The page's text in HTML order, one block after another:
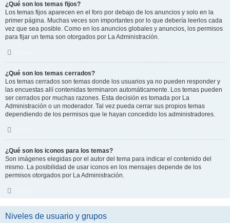
¿Qué son los temas fijos?
Los temas fijos aparecen en el foro por debajo de los anuncios y solo en la
primer página. Muchas veces son importantes por lo que debería leerlos cada
vez que sea posible. Como en los anuncios globales y anuncios, los permisos
para fijar un tema son otorgados por La Administración.
¿Qué son los temas cerrados?
Los temas cerrados son temas donde los usuarios ya no pueden responder y
las encuestas allí contenidas terminaron automáticamente. Los temas pueden
ser cerrados por muchas razones. Esta decisión es tomada por La
Administración o un moderador. Tal vez pueda cerrar sus propios temas
dependiendo de los permisos que le hayan concedido los administradores.
¿Qué son los iconos para los temas?
Son imágenes elegidas por el autor del tema para indicar el contenido del
mismo. La posibilidad de usar iconos en los mensajes depende de los
permisos otorgados por La Administración.
Niveles de usuario y grupos